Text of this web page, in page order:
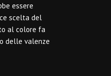
essere
scelta del
al colore fa
delle valenze